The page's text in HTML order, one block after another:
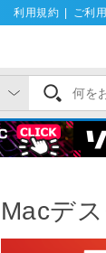
利用規約 ご利
Macデ